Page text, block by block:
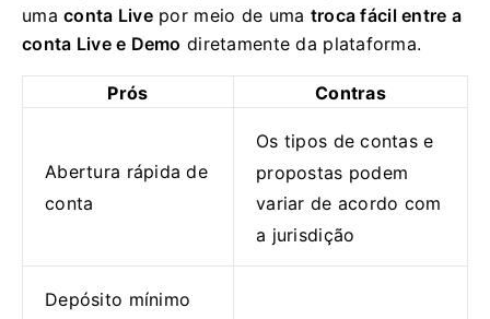
umaconta Livepor meio de uma troca fácil entre a
conta Live e Demo diretamente da plataforma.
Prós Contras
Abertura rápida de
conta
Os tipos de contas e
propostas podem
variar de acordo com
a jurisdição
Depósito mínimo